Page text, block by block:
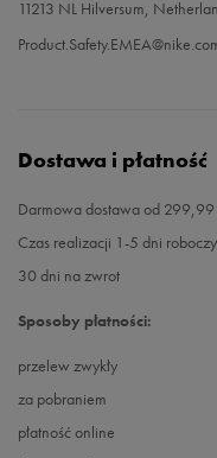
11213 NL Hilversum,
Dostawa i płatność
Darmowa dostawa od 299,99
Czas realizacji 1-5 dni
30 dni na zwrot
Sposoby płatności:
przelew zwykły
za pobraniem
płatność online